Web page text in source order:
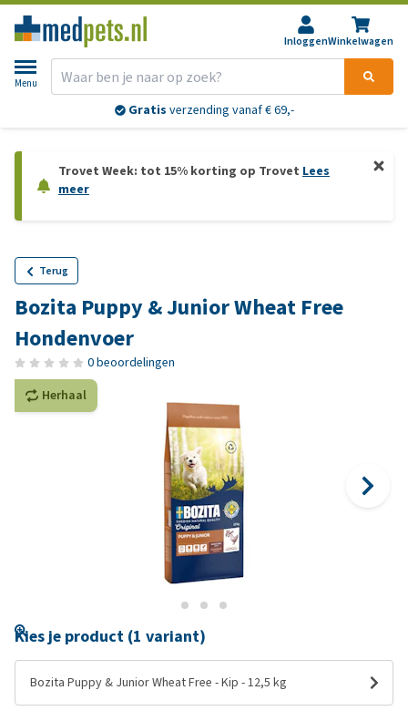
InloggenWinkelwagen
Menu
Gratis verzending vanaf € 69,-
Trovet Week: tot 15% korting op Trovet Lees
meer
Terug
Bozita Puppy & Junior Wheat Free
Hondenvoer
0 beoordelingen
Herhaal
Kies je product (1 variant)
Bozita Puppy & Junior Wheat Free - Kip - 12,5 kg